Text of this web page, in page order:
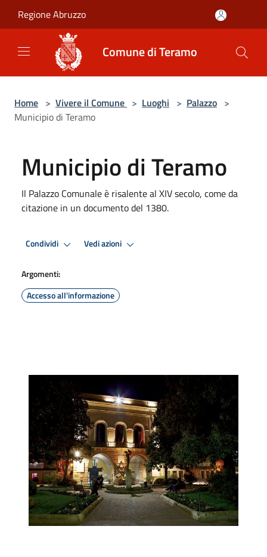
Regione Abruzzo
Comune di Teramo
Home > Vivere il Comune > Luoghi > Palazzo >
Municipio di Teramo
Municipio di Teramo
Il Palazzo Comunale è risalente al XIV secolo, come da
citazione in un documento del 1380.
Condividi Vedi azioni
Argomenti:
Accesso all'informazione